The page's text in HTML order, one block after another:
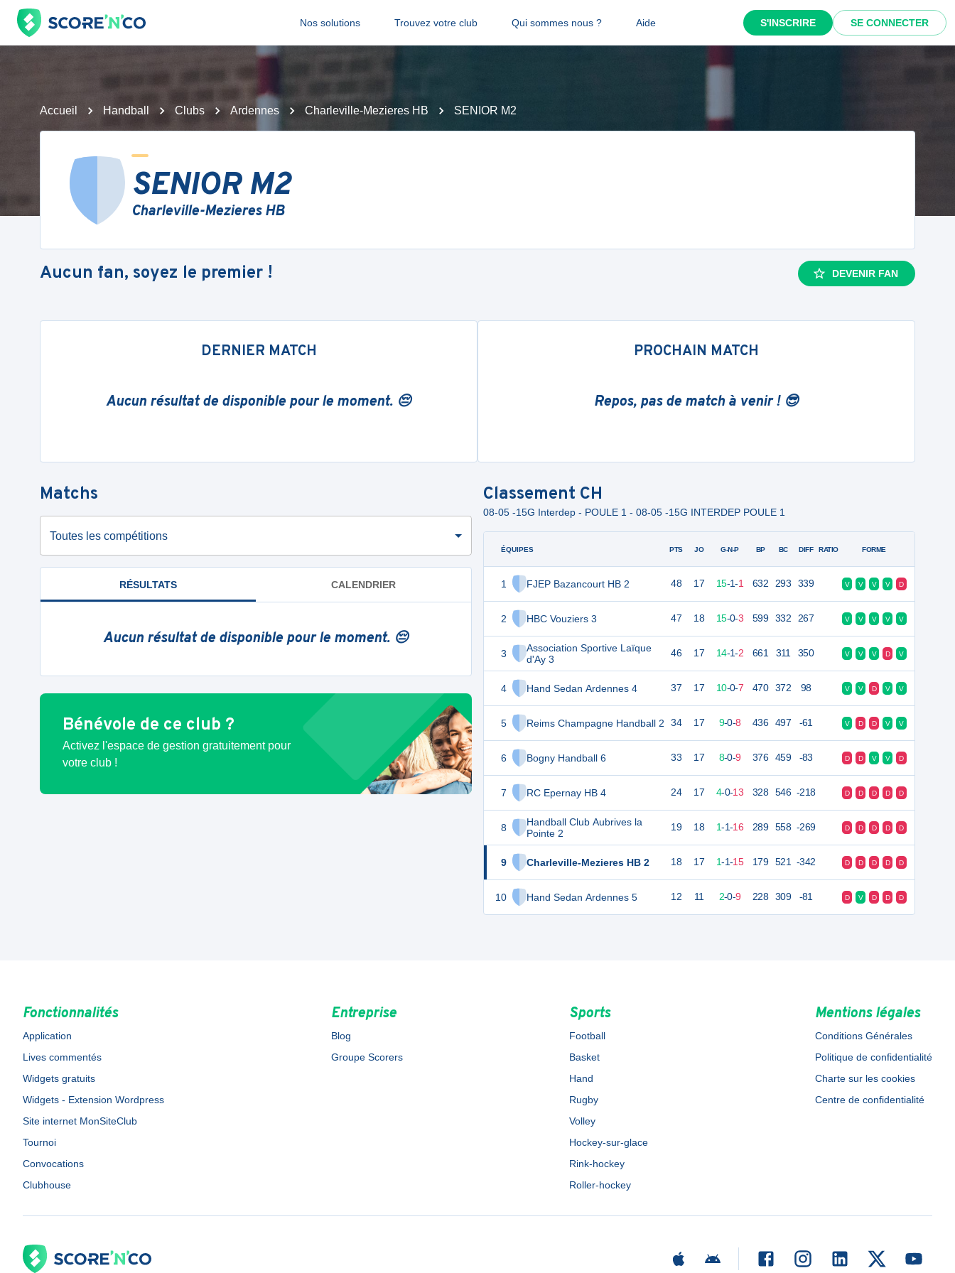
Nos solutions Trouvez votre club Qui sommes nous ? Aide S'INSCRIRE SE CONNECTER
Accueil Handball Clubs Ardennes Charleville-Mezieres HB SENIOR M2
SENIOR M2
Charleville-Mezieres HB
Aucun fan, soyez le premier ! DEVENIR FAN
DERNIER MATCH
Aucun résultat de disponible pour le moment. 😔
PROCHAIN MATCH
Repos, pas de match à venir ! 😎
Matchs
Toutes les compétitions
RÉSULTATS CALENDRIER
Aucun résultat de disponible pour le moment. 😔
Bénévole de ce club ?
Activez l'espace de gestion gratuitement pour
votre club !
Classement CH
08-05 -15G Interdep - POULE 1 - 08-05 -15G INTERDEP POULE 1
ÉQUIPES
1 FJEP Bazancourt HB 2
2 HBC Vouziers 3
3
Association Sportive Laïque
d'Ay 3
4 Hand Sedan Ardennes 4
5 Reims Champagne Handball 2
6 Bogny Handball 6
7 RC Epernay HB 4
8
Handball Club Aubrives la
Pointe 2
9 Charleville-Mezieres HB 2
10 Hand Sedan Ardennes 5
PTS JO G-N-P BP BC DIFF RATIO FORME
48 17 15-1-1 632 293 339 V V V V D
47 18 15-0-3 599 332 267 V V V V V
46 17 14-1-2 661 311 350 V V V D V
37 17 10-0-7 470 372 98 V V D V V
34 17 9-0-8 436 497 -61 V D D V V
33 17 8-0-9 376 459 -83 D D V V D
24 17 4-0-13 328 546 -218 D D D D D
19 18 1-1-16 289 558 -269 D D D D D
18 17 1-1-15 179 521 -342 D D D D D
12 11 2-0-9 228 309 -81 D V D D D
Fonctionnalités
Application
Lives commentés
Widgets gratuits
Widgets - Extension Wordpress
Site internet MonSiteClub
Tournoi
Convocations
Clubhouse
Entreprise
Blog
Groupe Scorers
Sports
Football
Basket
Hand
Rugby
Volley
Hockey-sur-glace
Rink-hockey
Roller-hockey
Mentions légales
Conditions Générales
Politique de confidentialité
Charte sur les cookies
Centre de confidentialité